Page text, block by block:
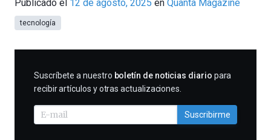
Tomé
Publicado el 12 de agosto, 2025 en Quanta Magazine
tecnología
SUSCRIBIRME
Suscríbete a nuestro boletín de noticias diario para
recibir artículos y otras actualizaciones.
Suscribirme